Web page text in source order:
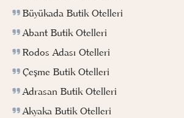
Büyükada Butik Otelleri
Abant Butik Otelleri
Rodos Adası Otelleri
Çeşme Butik Otelleri
Adrasan Butik Otelleri
Akyaka Butik Otelleri